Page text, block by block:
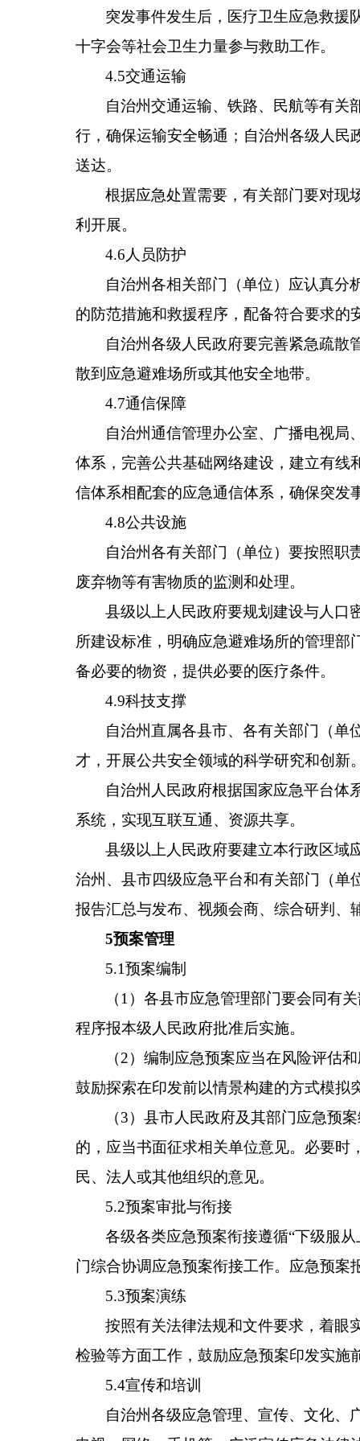
突发事件发生后，医疗卫生应急救援
十字会等社会卫生力量参与救助工作。
4.5交通运输
自治州交通运输、铁路、民航等有关
行，确保运输安全畅通；自治州各级人民
送达。
根据应急处置需要，有关部门要对现
利开展。
4.6人员防护
自治州各相关部门（单位）应认真分
的防范措施和救援程序，配备符合要求
自治州各级人民政府要完善紧急疏散
散到应急避难场所或其他安全地带。
4.7通信保障
自治州通信管理办公室、广播电视局
体系，完善公共基础网络建设，建立有线
信体系相配套的应急通信体系，确保突发
4.8公共设施
自治州各有关部门（单位）要按照职
废弃物等有害物质的监测和处理。
县级以上人民政府要规划建设与人口
所建设标准，明确应急避难场所的管理
备必要的物资，提供必要的医疗条件。
4.9科技支撑
自治州直属各县市、各有关部门（单
才，开展公共安全领域的科学研究和创新
自治州人民政府根据国家应急平台体
系统，实现互联互通、资源共享。
县级以上人民政府要建立本行政区域
治州、县市四级应急平台和有关部门（单
报告汇总与发布、视频会商、综合研判、
5预案管理
5.1预案编制
（1）各县市应急管理部门要会同有
程序报本级人民政府批准后实施。
（2）编制应急预案应当在风险评估
鼓励探索在印发前以情景构建的方式模拟
（3）县市人民政府及其部门应急预
的，应当书面征求相关单位意见。必要
民、法人或其他组织的意见。
5.2预案审批与衔接
各级各类应急预案衔接遵循“下级服
门综合协调应急预案衔接工作。应急预
5.3预案演练
按照有关法律法规和文件要求，着眼
检验等方面工作，鼓励应急预案印发实施
5.4宣传和培训
自治州各级应急管理、宣传、文化、